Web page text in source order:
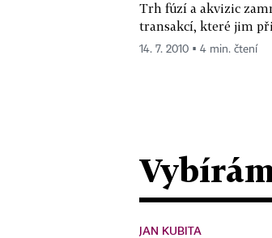
Trh fúzí a akvizic
transakcí, které jim
14. 7. 2010 ▪ 4 min. čtení
JAN KUBITA